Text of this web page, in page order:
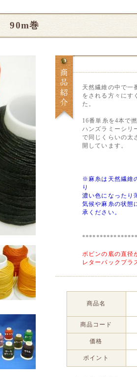
90m巻
天然繊維の中で一
をされる方々にす
た。
16番単糸を4本で
ハンズラミーシリ
で同じくらいの太
開しています。
※麻糸は天然繊維
り
濃い色になったり
気候や麻糸の状態
承ください。
ボビンの底の直径
レターパックプラ
商品名
商品コード
価格
ポイント